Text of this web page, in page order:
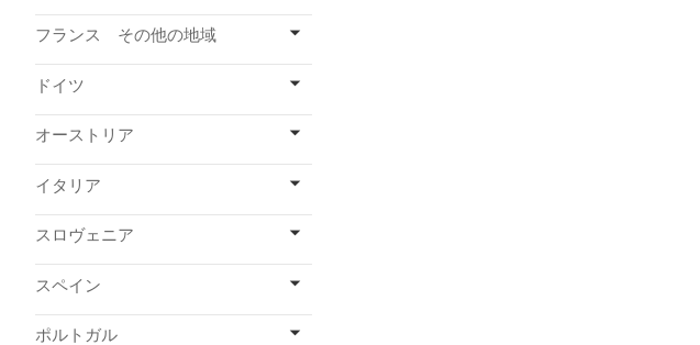
フランス その他の地域
ドイツ
オーストリア
イタリア
スロヴェニア
スペイン
ポルトガル